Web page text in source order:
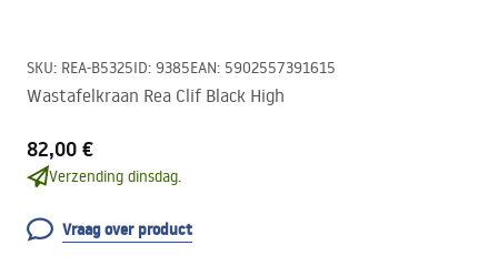
SKU: REA-B5325ID: 9385EAN: 5902557391615
Wastafelkraan Rea Clif Black High
82,00 €
Verzending dinsdag.
Vraag over product